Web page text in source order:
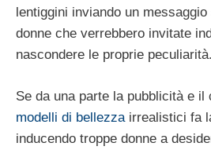
lentiggini inviando un
donne che verrebbero invitate
nascondere le proprie peculiarità.
Se da una parte la pubblicità e il
modelli di bellezza irrealistici fa
inducendo troppe donne a